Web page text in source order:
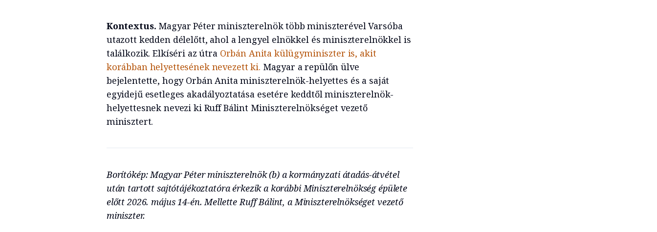
Kontextus. Magyar Péter miniszterelnök több miniszterével Varsóba
utazott kedden délelőtt, ahol a lengyel elnökkel és miniszterelnökkel is
találkozik. Elkíséri az útra Orbán Anita külügyminiszter is, akit
korábban helyettesének nevezett ki. Magyar a repülőn ülve
bejelentette, hogy Orbán Anita miniszterelnök-helyettes és a saját
egyidejű esetleges akadályoztatása esetére keddtől miniszterelnök-
helyettesnek nevezi ki Ruff Bálint Miniszterelnökséget vezető
minisztert.
Borítókép: Magyar Péter miniszterelnök (b) a kormányzati átadás-átvétel
után tartott sajtótájékoztatóra érkezik a korábbi Miniszterelnökség épülete
előtt 2026. május 14-én. Mellette Ruff Bálint, a Miniszterelnökséget vezető
miniszter.